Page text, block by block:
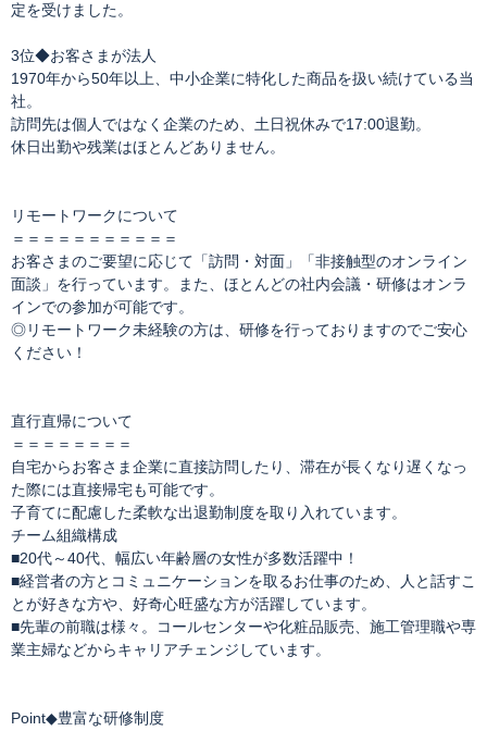
定を受けました。
3位◆お客さまが法人
1970年から50年以上、中小企業に特化した商品を扱い続けている当
社。
訪問先は個人ではなく企業のため、土日祝休みで17:00退勤。
休日出勤や残業はほとんどありません。
リモートワークについて
＝＝＝＝＝＝＝＝＝＝＝
お客さまのご要望に応じて「訪問・対面」「非接触型のオンライン
面談」を行っています。また、ほとんどの社内会議・研修はオンラ
インでの参加が可能です。
◎リモートワーク未経験の方は、研修を行っておりますのでご安心
ください！
直行直帰について
＝＝＝＝＝＝＝＝
自宅からお客さま企業に直接訪問したり、滞在が長くなり遅くなっ
た際には直接帰宅も可能です。
子育てに配慮した柔軟な出退勤制度を取り入れています。
チーム組織構成
■20代～40代、幅広い年齢層の女性が多数活躍中！
■経営者の方とコミュニケーションを取るお仕事のため、人と話すこ
とが好きな方や、好奇心旺盛な方が活躍しています。
■先輩の前職は様々。コールセンターや化粧品販売、施工管理職や専
業主婦などからキャリアチェンジしています。
Point◆豊富な研修制度